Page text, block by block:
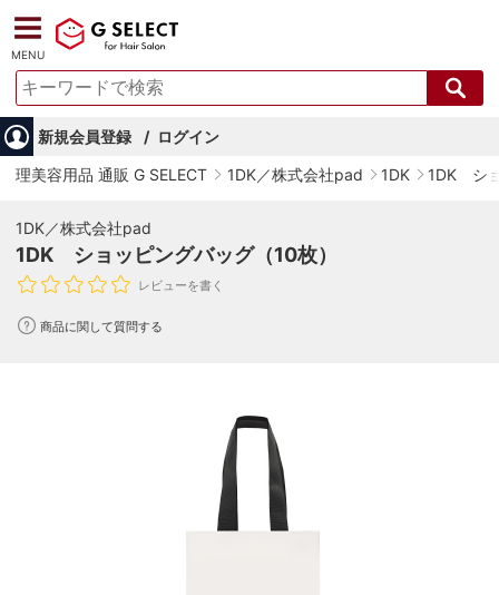
MENU
新規会員登録
ログイン
理美容用品 通販 G SELECT
1DK／株式会社pad 1DK 1DK シ
1DK／株式会社pad
1DK ショッピングバッグ（10枚）
レビューを書く
商品に関して質問する